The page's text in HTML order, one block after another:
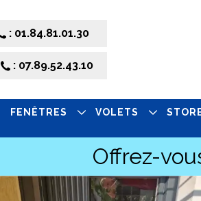
: 01.84.81.01.30
: 07.89.52.43.10
FENÊTRES VOLETS
Offrez-